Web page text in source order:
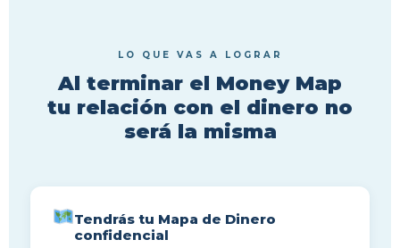
LO QUE VAS A LOGRAR
Al terminar el Money Map
tu relación con el dinero no
será la misma
Tendrás tu Mapa de Dinero
confidencial